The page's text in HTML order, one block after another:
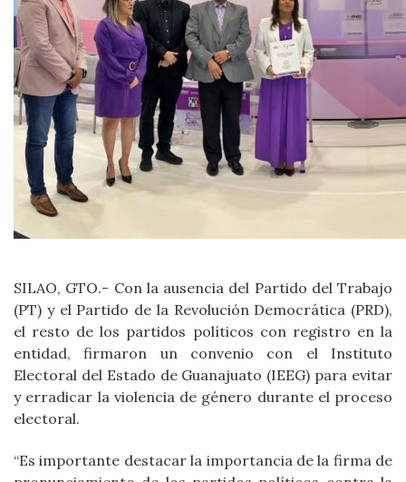
SILAO, GTO.- Con la ausencia del Partido del Trabajo
(PT) y el Partido de la Revolución Democrática (PRD),
el resto de los partidos políticos con registro en la
entidad, firmaron un convenio con el Instituto
Electoral del Estado de Guanajuato (IEEG) para evitar
y erradicar la violencia de género durante el proceso
electoral.
“Es importante destacar la importancia de la firma de